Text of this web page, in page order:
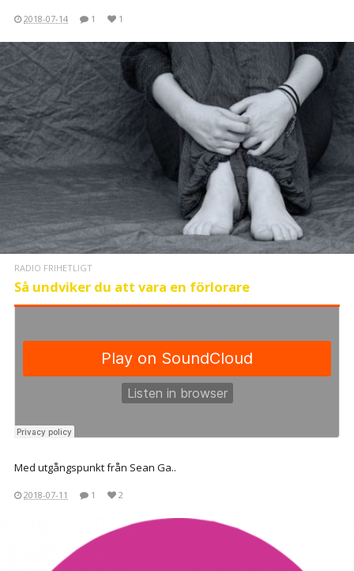
2018-07-14 1 1
RADIO FRIHETLIGT
Så undviker du att vara en förlorare
Med utgångspunkt från Sean Ga..
2018-07-11 1 2